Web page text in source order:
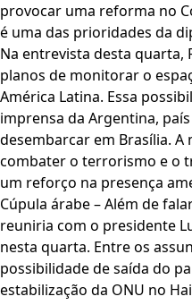
provocar uma reforma no
é uma das prioridades da
Na entrevista desta
planos de monitorar o
América Latina. Essa
imprensa da Argentina,
desembarcar em Brasília.
combater o terrorismo e o
um reforço na presença
Cúpula árabe – Além de
reuniria com o presidente
nesta quarta. Entre os
possibilidade de saída do
estabilização da ONU no